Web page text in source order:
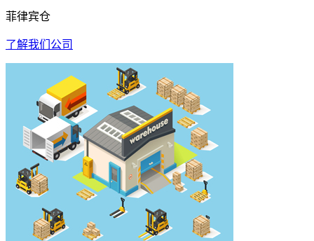
菲律宾仓
了解我们公司